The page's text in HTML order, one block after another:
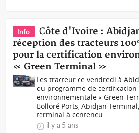
Info
Côte d'Ivoire :
réception des tracteurs
pour la certification
« Green Terminal »
Les tracteur ce vendredi à
du programme de certification
environnementale « Green
Bolloré Ports, Abidjan
terminal à conteneu...
il y a 5 ans